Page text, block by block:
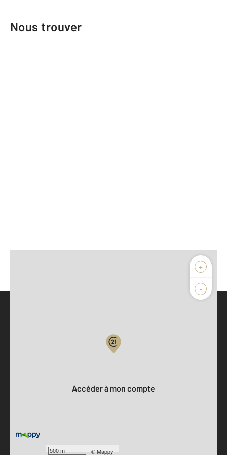
Nous trouver
+
-
500 m ©Mappy
Accéder à mon compte